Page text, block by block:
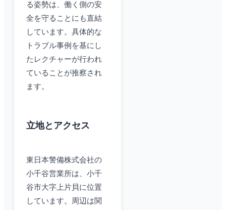
る姿勢は、働く側の安
全を守ることにも直結
しています。具体的な
トラブル事例を基にし
たレクチャーが行われ
ていることが推察され
ます。
立地とアクセス
東日本警備株式会社の
小千谷営業所は、小千
谷市大字上片貝に位置
しています。周辺は関